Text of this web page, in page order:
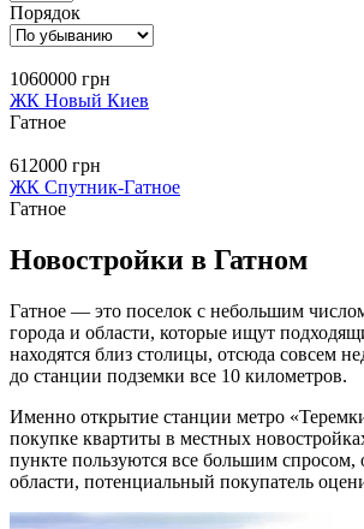
Порядок
1060000 грн
ЖК Новый Киев
Гатное
612000 грн
ЖК Спутник-Гатное
Гатное
Новостройки в Гатном
Гатное — это поселок с небольшим
города и области, которые ищут
находятся близ столицы, отсюда совсем
до станции подземки все 10 километров.
Именно открытие станции метро
покупке квартиты в местных
пункте пользуются все большим
области, потенциальный покупатель